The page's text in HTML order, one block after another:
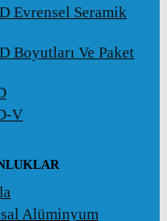
Evrensel Seramik
Boyutları Ve Paket
V
Alüminyum